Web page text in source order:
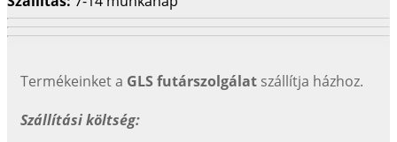
Termékeinket a GLS futárszolgálat szállítja házhoz.
Szállítási költség: